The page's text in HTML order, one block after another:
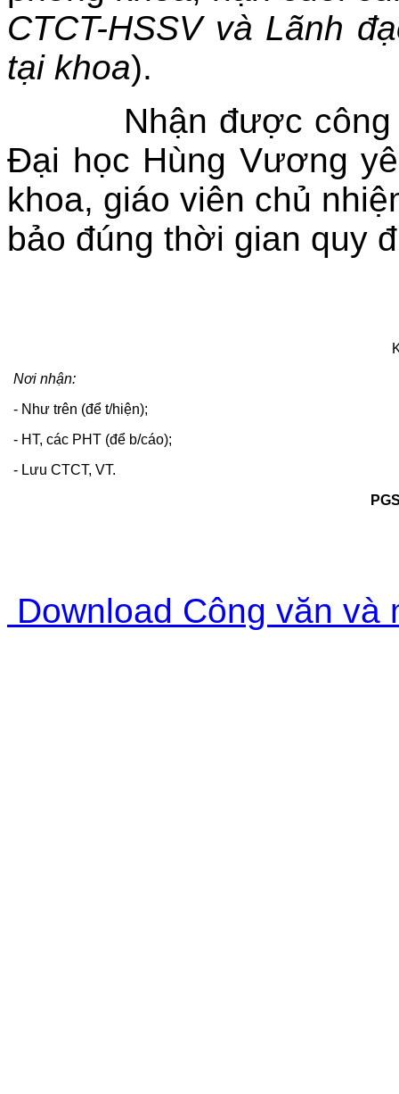
CTCT-HSSV và Lãnh
tại khoa).
Nhận được công
Đại học Hùng Vương
khoa, giáo viên chủ
bảo đúng thời gian quy
Nơi nhận:
- Như trên (để t/hiện);
- HT, các PHT (để b/cáo);
- Lưu CTCT, VT.
Download Công văn và